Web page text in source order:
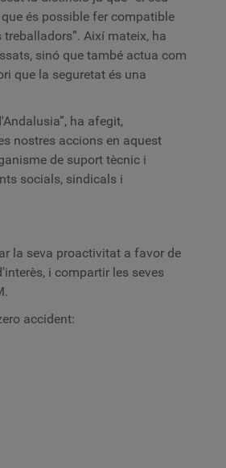
és possible fer compatible
Així mateix, ha
sinó que també actua com
que la seguretat és una
ha afegit,
nostres accions en aquest
de suport tècnic i
socials, sindicals i
la seva proactivitat a favor de
i compartir les seves
accident: